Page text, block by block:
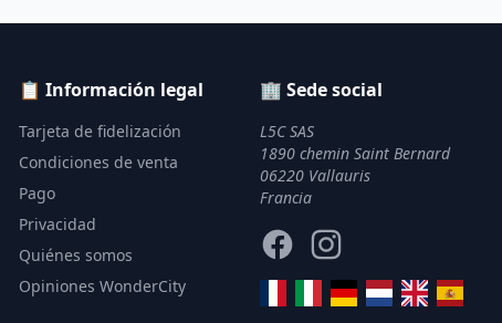
📋 Información legal
Tarjeta de fidelización
Condiciones de venta
Pago
Privacidad
Quiénes somos
Opiniones WonderCity
🏢 Sede social
L5C SAS
1890 chemin Saint Bernard
06220 Vallauris
Francia
FacebookInstagram